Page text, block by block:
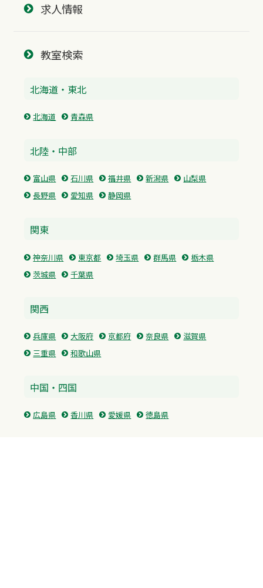
求人情報
教室検索
北海道・東北
北海道 青森県
北陸・中部
富山県 石川県 福井県 新潟県
山梨県
長野県
愛知県 静岡県
関東
神奈川県 東京都 埼玉県 群馬県
栃木県
茨城県
千葉県
関西
兵庫県 大阪府 京都府 奈良県
滋賀県
三重県
和歌山県
中国・四国
広島県 香川県 愛媛県 徳島県